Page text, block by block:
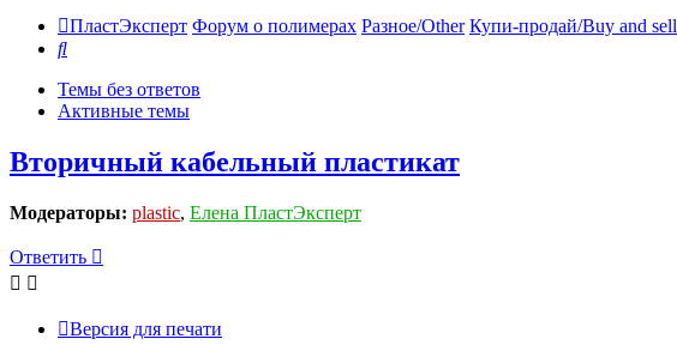
ПластЭксперт Форум о полимерах Разное/Other Купи-продай/Buy and sell
Поиск
Темы без ответов
Активные темы
Вторичный кабельный пластикат
Модераторы: plastic, Елена ПластЭксперт
Ответить
Версия для печати